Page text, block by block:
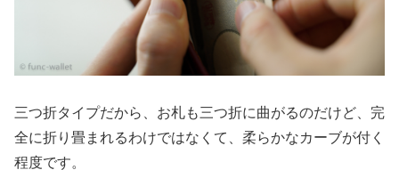
三つ折タイプだから、お札も三つ折に曲がるのだけど、完
全に折り畳まれるわけではなくて、柔らかなカーブが付く
程度です。